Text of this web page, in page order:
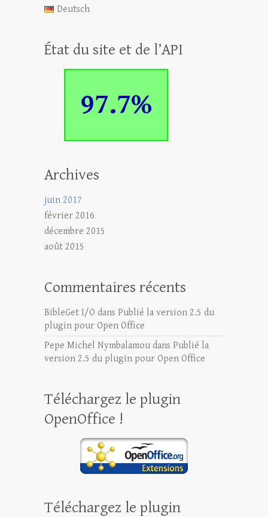
Deutsch
État du site et de l’API
97.7%
Archives
juin 2017
février 2016
décembre 2015
août 2015
Commentaires récents
BibleGet I/O dans Publié la version 2.5 du
plugin pour Open Office
Pepe Michel Nymbalamou dans Publié la
version 2.5 du plugin pour Open Office
Téléchargez le plugin
OpenOffice !
Téléchargez le plugin